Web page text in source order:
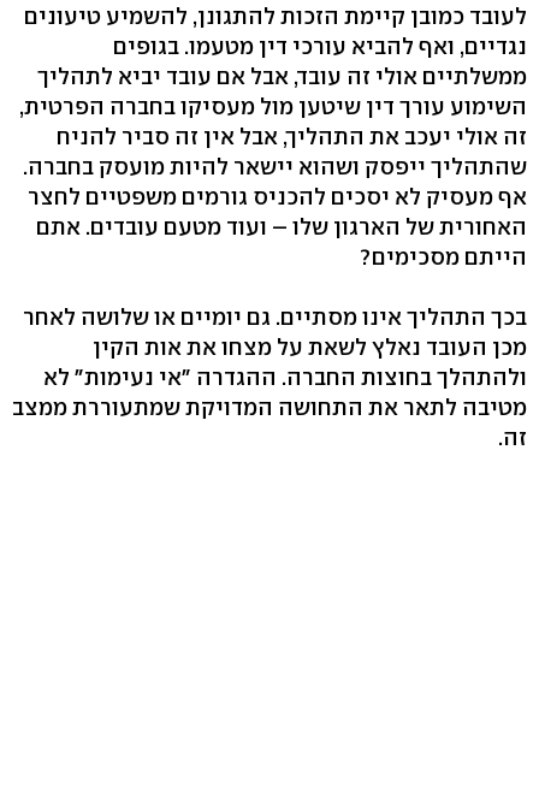
לעובד כמובן קיימת הזכות להתגונן, להשמיע טיעונים
נגדיים, ואף להביא עורכי דין מטעמו. בגופים
ממשלתיים אולי זה עובד, אבל אם עובד יביא לתהליך
השימוע עורך דין שיטען מול מעסיקו בחברה הפרטית,
זה אולי יעכב את התהליך, אבל אין זה סביר להניח
שהתהליך ייפסק ושהוא יישאר להיות מועסק בחברה.
אף מעסיק לא יסכים להכניס גורמים משפטיים לחצר
האחורית של הארגון שלו – ועוד מטעם עובדים. אתם
הייתם מסכימים?
בכך התהליך אינו מסתיים. גם יומיים או שלושה לאחר
מכן העובד נאלץ לשאת על מצחו את אות הקין
ולהתהלך בחוצות החברה. ההגדרה "אי נעימות" לא
מטיבה לתאר את התחושה המדויקת שמתעוררת ממצב
זה.